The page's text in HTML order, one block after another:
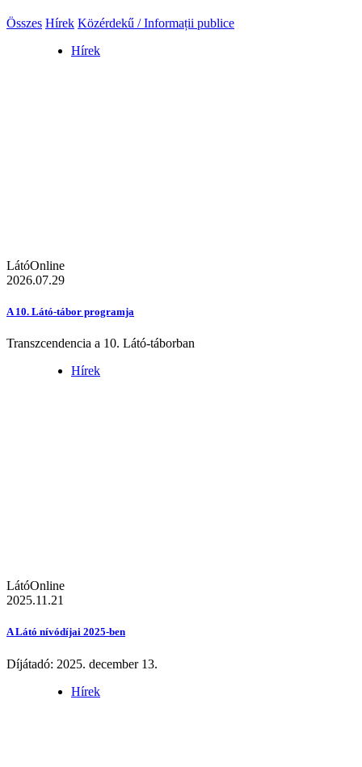
Összes Hírek Közérdekű / Informații publice
Hírek
LátóOnline
2026.07.29
A 10. Látó-tábor programja
Transzcendencia a 10. Látó-táborban
Hírek
LátóOnline
2025.11.21
A Látó nívódíjai 2025-ben
Díjátadó: 2025. december 13.
Hírek